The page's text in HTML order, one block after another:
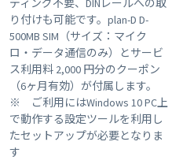
ディング不要、DINレールへの取
り付けも可能です。plan-D D-
500MB SIM（サイズ：マイク
ロ・データ通信のみ）とサービ
ス利用料 2,000 円分のクーポン
（6ヶ月有効）が付属します。
※ ご利用にはWindows 10 PC上
で動作する設定ツールを利用し
たセットアップが必要となりま
す